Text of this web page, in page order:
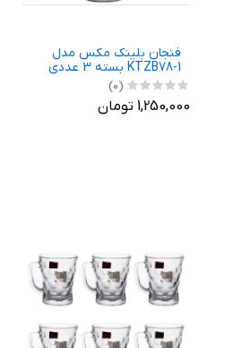
فنجان بلینک مکس مدل
KTZB78-1 بسته 3 عددی
(0)
1,250,000 تومان